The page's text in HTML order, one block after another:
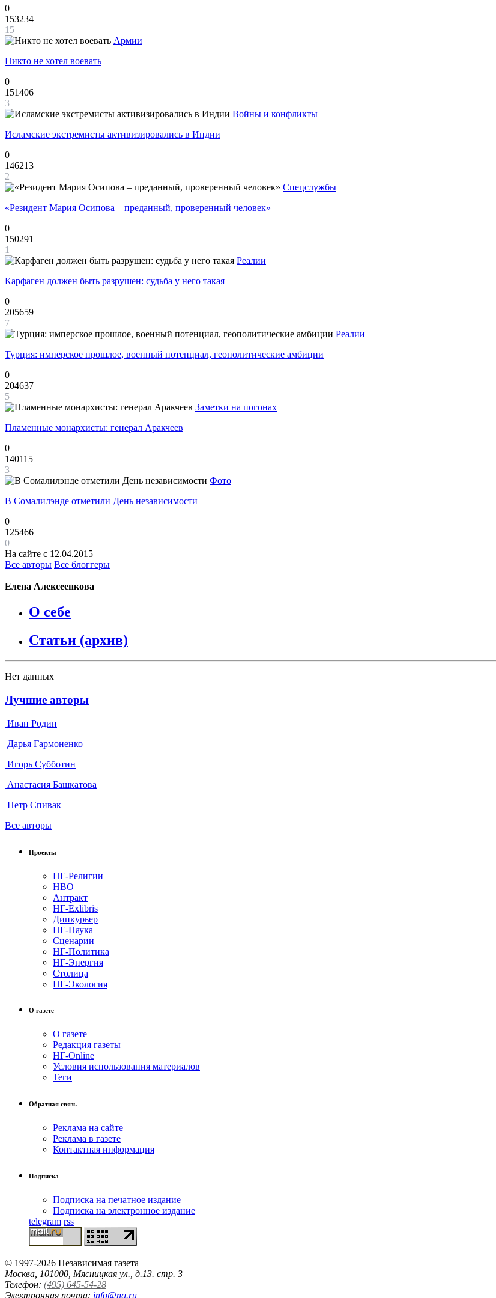
0
153234
15
Армии
Никто не хотел воевать
0
151406
3
Войны и конфликты
Исламские экстремисты активизировались в Индии
0
146213
2
Спецслужбы
«Резидент Мария Осипова – преданный, проверенный человек»
0
150291
1
Реалии
Карфаген должен быть разрушен: судьба у него такая
0
205659
7
Реалии
Турция: имперское прошлое, военный потенциал, геополитические амбиции
0
204637
5
Заметки на погонах
Пламенные монархисты: генерал Аракчеев
0
140115
3
Фото
В Сомалилэнде отметили День независимости
0
125466
0
На сайте с 12.04.2015
Все авторы Все блоггеры
Елена Алексеенкова
О себе
Статьи (архив)
Нет данных
Лучшие авторы
Иван Родин
Дарья Гармоненко
Игорь Субботин
Анастасия Башкатова
Петр Спивак
Все авторы
Проекты
НГ-Религии
НВО
Антракт
НГ-Exlibris
Дипкурьер
НГ-Наука
Сценарии
НГ-Политика
НГ-Энергия
Столица
НГ-Экология
О газете
О газете
Редакция газеты
НГ-Online
Условия использования материалов
Теги
Обратная связь
Реклама на сайте
Реклама в газете
Контактная информация
Подписка
Подписка на печатное издание
Подписка на электронное издание
telegram rss
© 1997-2026 Независимая газета
Москва, 101000, Мясницкая ул., д.13. стр. 3
Телефон: (495) 645-54-28
Электронная почта: info@ng.ru